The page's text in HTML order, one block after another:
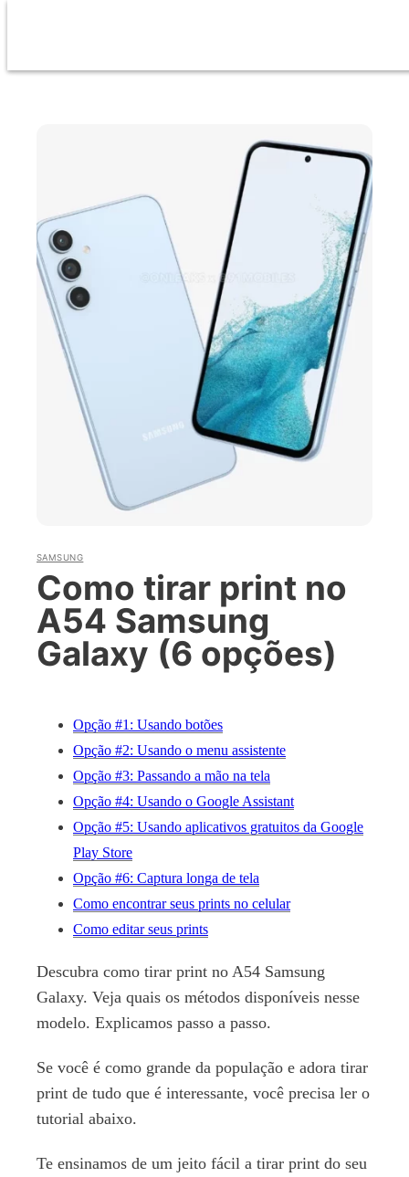
SAMSUNG
Como tirar print no
A54 Samsung
Galaxy (6 opções)
Opção #1: Usando botões
Opção #2: Usando o menu assistente
Opção #3: Passando a mão na tela
Opção #4: Usando o Google Assistant
Opção #5: Usando aplicativos gratuitos da Google
Play Store
Opção #6: Captura longa de tela
Como encontrar seus prints no celular
Como editar seus prints
Descubra como tirar print no A54 Samsung
Galaxy. Veja quais os métodos disponíveis nesse
modelo. Explicamos passo a passo.
Se você é como grande da população e adora tirar
print de tudo que é interessante, você precisa ler o
tutorial abaixo.
Te ensinamos de um jeito fácil a tirar print do seu